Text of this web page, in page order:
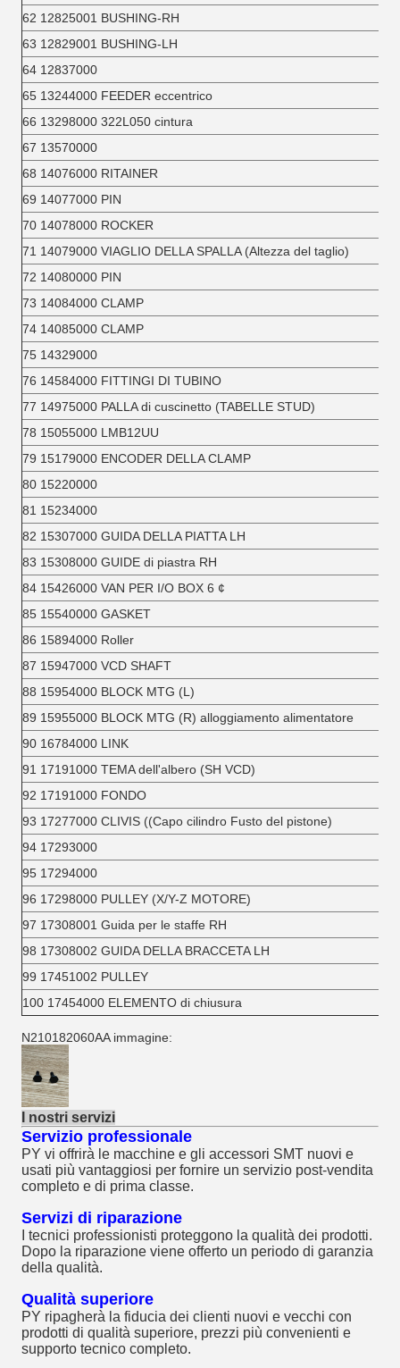
62 12825001 BUSHING-RH
63 12829001 BUSHING-LH
64 12837000
65 13244000 FEEDER eccentrico
66 13298000 322L050 cintura
67 13570000
68 14076000 RITAINER
69 14077000 PIN
70 14078000 ROCKER
71 14079000 VIAGLIO DELLA SPALLA (Altezza del taglio)
72 14080000 PIN
73 14084000 CLAMP
74 14085000 CLAMP
75 14329000
76 14584000 FITTINGI DI TUBINO
77 14975000 PALLA di cuscinetto (TABELLE STUD)
78 15055000 LMB12UU
79 15179000 ENCODER DELLA CLAMP
80 15220000
81 15234000
82 15307000 GUIDA DELLA PIATTA LH
83 15308000 GUIDE di piastra RH
84 15426000 VAN PER I/O BOX 6 ¢
85 15540000 GASKET
86 15894000 Roller
87 15947000 VCD SHAFT
88 15954000 BLOCK MTG (L)
89 15955000 BLOCK MTG (R) alloggiamento alimentatore
90 16784000 LINK
91 17191000 TEMA dell'albero (SH VCD)
92 17191000 FONDO
93 17277000 CLIVIS ((Capo cilindro Fusto del pistone)
94 17293000
95 17294000
96 17298000 PULLEY (X/Y-Z MOTORE)
97 17308001 Guida per le staffe RH
98 17308002 GUIDA DELLA BRACCETA LH
99 17451002 PULLEY
100 17454000 ELEMENTO di chiusura
N210182060AA immagine:
I nostri servizi
Servizio professionale
PY vi offrirà le macchine e gli accessori SMT nuovi e
usati più vantaggiosi per fornire un servizio post-vendita
completo e di prima classe.
Servizi di riparazione
I tecnici professionisti proteggono la qualità dei prodotti.
Dopo la riparazione viene offerto un periodo di garanzia
della qualità.
Qualità superiore
PY ripagherà la fiducia dei clienti nuovi e vecchi con
prodotti di qualità superiore, prezzi più convenienti e
supporto tecnico completo.